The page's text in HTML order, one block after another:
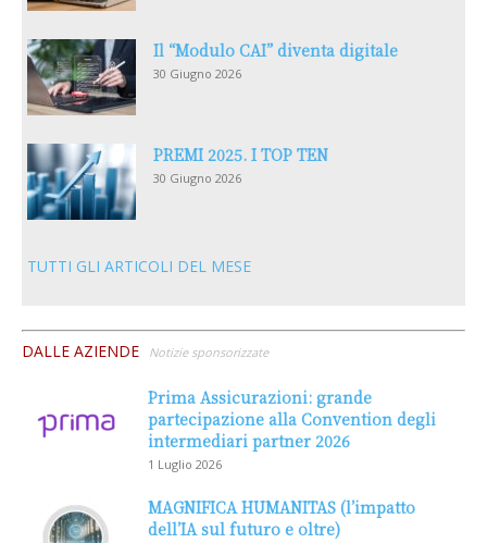
Il “Modulo CAI” diventa digitale
30 Giugno 2026
PREMI 2025. I TOP TEN
30 Giugno 2026
TUTTI GLI ARTICOLI DEL MESE
DALLE AZIENDE Notizie sponsorizzate
Prima Assicurazioni: grande
partecipazione alla Convention degli
intermediari partner 2026
1 Luglio 2026
MAGNIFICA HUMANITAS (l’impatto
dell’IA sul futuro e oltre)